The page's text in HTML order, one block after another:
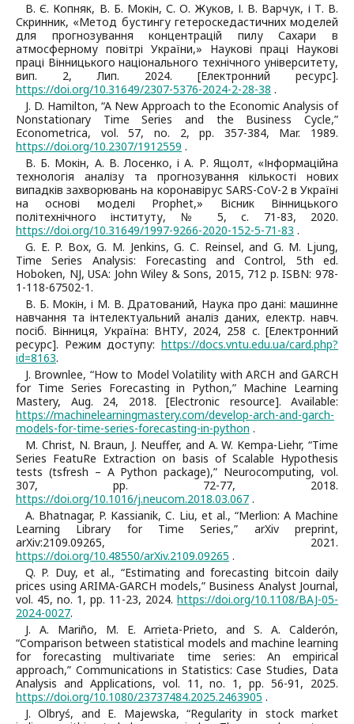
В. Є. Копняк, В. Б. Мокін, С. О. Жуков, І. В. Варчук, і Т. В.
Скринник, «Метод бустингу гетероскедастичних моделей
для прогнозування концентрацій пилу Сахари в
атмосферному повітрі України,» Наукові праці Наукові
праці Вінницького національного технічного університету,
вип. 2, Лип. 2024. [Електронний ресурс].
https://doi.org/10.31649/2307-5376-2024-2-28-38 .
J. D. Hamilton, “A New Approach to the Economic Analysis of
Nonstationary Time Series and the Business Cycle,”
Econometrica, vol. 57, no. 2, pp. 357-384, Mar. 1989.
https://doi.org/10.2307/1912559 .
В. Б. Мокін, А. В. Лосенко, і А. Р. Ящолт, «Інформаційна
технологія аналізу та прогнозування кількості нових
випадків захворювань на коронавірус SARS-CoV-2 в Україні
на основі моделі Prophet,» Вісник Вінницького
політехнічного інституту, № 5, с. 71-83, 2020.
https://doi.org/10.31649/1997-9266-2020-152-5-71-83 .
G. E. P. Box, G. M. Jenkins, G. C. Reinsel, and G. M. Ljung,
Time Series Analysis: Forecasting and Control, 5th ed.
Hoboken, NJ, USA: John Wiley & Sons, 2015, 712 p. ISBN: 978-
1-118-67502-1.
В. Б. Мокін, і М. В. Дратований, Наука про дані: машинне
навчання та інтелектуальний аналіз даних, електр. навч.
посіб. Вінниця, Україна: ВНТУ, 2024, 258 с. [Електронний
ресурс]. Режим доступу: https://docs.vntu.edu.ua/card.php?
id=8163.
J. Brownlee, “How to Model Volatility with ARCH and GARCH
for Time Series Forecasting in Python,” Machine Learning
Mastery, Aug. 24, 2018. [Electronic resource]. Available:
https://machinelearningmastery.com/develop-arch-and-garch-
models-for-time-series-forecasting-in-python .
M. Christ, N. Braun, J. Neuffer, and A. W. Kempa-Liehr, “Time
Series FeatuRe Extraction on basis of Scalable Hypothesis
tests (tsfresh – A Python package),” Neurocomputing, vol.
307, pp. 72-77, 2018.
https://doi.org/10.1016/j.neucom.2018.03.067 .
A. Bhatnagar, P. Kassianik, C. Liu, et al., “Merlion: A Machine
Learning Library for Time Series,” arXiv preprint,
arXiv:2109.09265, 2021.
https://doi.org/10.48550/arXiv.2109.09265 .
Q. P. Duy, et al., “Estimating and forecasting bitcoin daily
prices using ARIMA-GARCH models,” Business Analyst Journal,
vol. 45, no. 1, pp. 11-23, 2024. https://doi.org/10.1108/BAJ-05-
2024-0027.
J. A. Mariño, M. E. Arrieta-Prieto, and S. A. Calderón,
“Comparison between statistical models and machine learning
for forecasting multivariate time series: An empirical
approach,” Communications in Statistics: Case Studies, Data
Analysis and Applications, vol. 11, no. 1, pp. 56-91, 2025.
https://doi.org/10.1080/23737484.2025.2463905 .
J. Olbryś, and E. Majewska, “Regularity in stock market